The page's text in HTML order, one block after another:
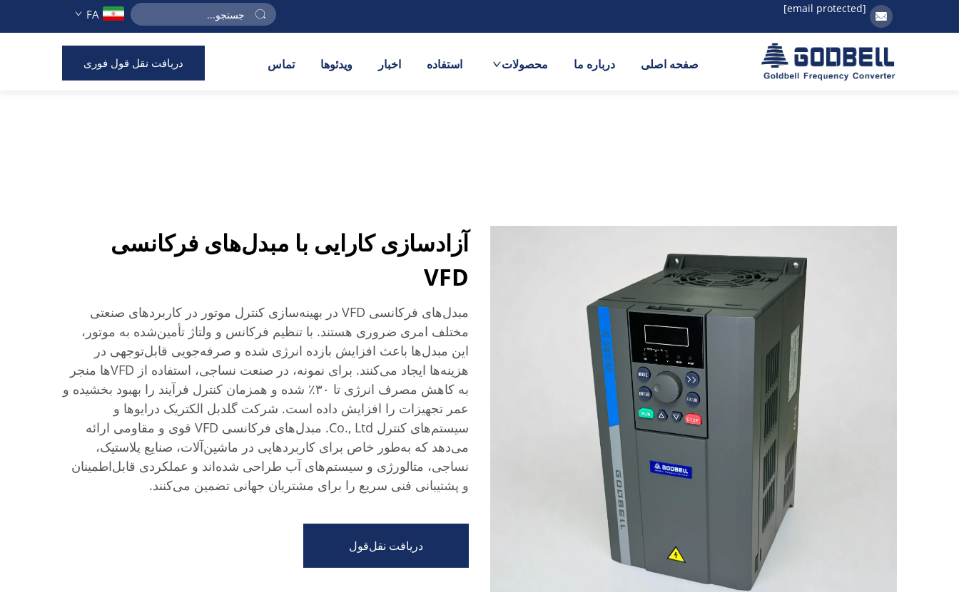
[email protected]
FA
صفحه اصلی درباره ما محصولات استفاده اخبار ویدئوها تماس دریافت نقل قول فوری
آزادسازی کارایی با مبدل‌های فرکانسی
VFD
مبدل‌های فرکانسی VFD در بهینه‌سازی کنترل موتور در کاربردهای صنعتی
مختلف امری ضروری هستند. با تنظیم فرکانس و ولتاژ تأمین‌شده به موتور،
این مبدل‌ها باعث افزایش بازده انرژی شده و صرفه‌جویی قابل‌توجهی در
هزینه‌ها ایجاد می‌کنند. برای نمونه، در صنعت نساجی، استفاده از VFDها منجر
به کاهش مصرف انرژی تا ۳۰٪ شده و همزمان کنترل فرآیند را بهبود بخشیده و
عمر تجهیزات را افزایش داده است. شرکت گلدبل الکتریک درایوها و
سیستم‌های کنترل Co., Ltd. مبدل‌های فرکانسی VFD قوی و مقاومی ارائه
می‌دهد که به‌طور خاص برای کاربردهایی در ماشین‌آلات، صنایع پلاستیک،
نساجی، متالورژی و سیستم‌های آب طراحی شده‌اند و عملکردی قابل‌اطمینان
و پشتیبانی فنی سریع را برای مشتریان جهانی تضمین می‌کنند.
دریافت نقل‌قول